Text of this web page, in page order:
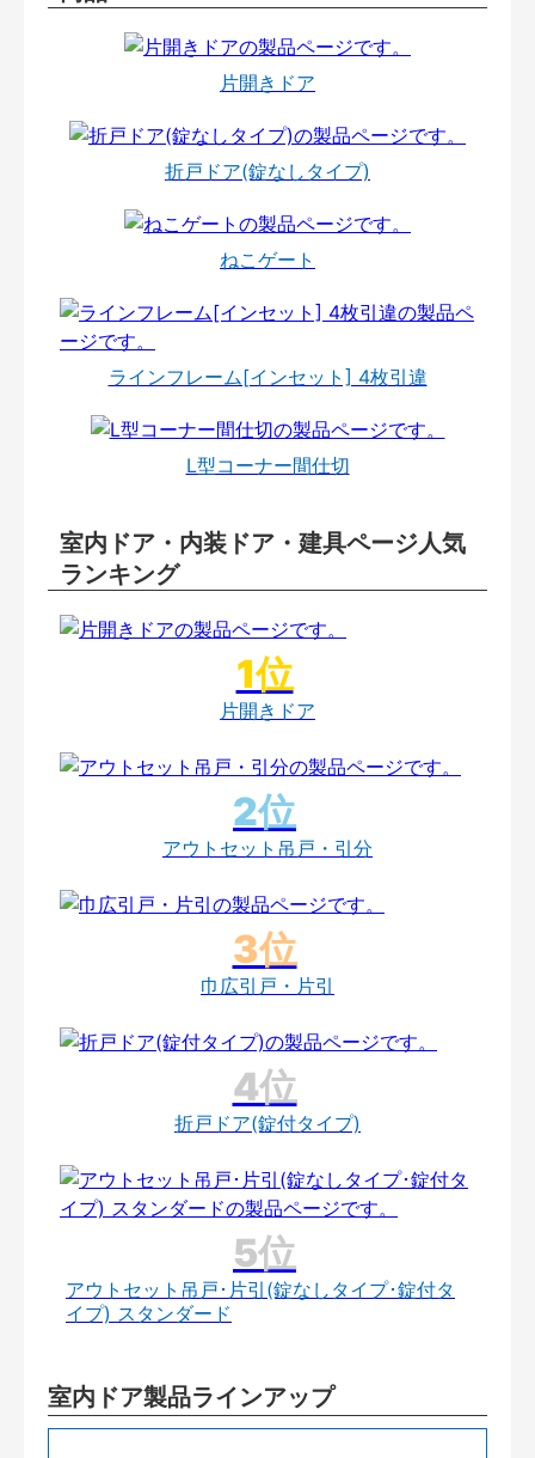
片開きドア
折戸ドア(錠なしタイプ)
ねこゲート
ラインフレーム[インセット] 4枚引違
L型コーナー間仕切
室内ドア・内装ドア・建具ページ人気
ランキング
片開きドア
アウトセット吊戸・引分
巾広引戸・片引
折戸ドア(錠付タイプ)
アウトセット吊戸･片引(錠なしタイプ･錠付タ
イプ) スタンダード
室内ドア製品ラインアップ